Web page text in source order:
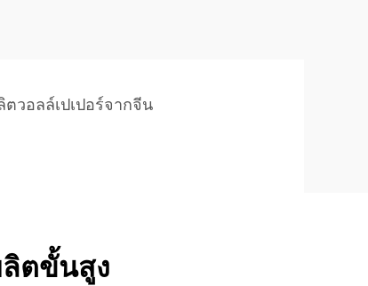
ตวอลล์เปเปอร์จากจีน
ลิตขั้นสูง